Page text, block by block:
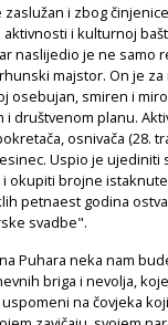
i zbog
i kulturnoj
naslijedio je ne samo
majstor. On je
osebujan, smiren i
društvenom planu.
osnivača (28.
Uspio je ujediniti
okupiti brojne
petnaest godina
svadbe".
Puhara neka nam
briga i nevolja,
na čovjeka